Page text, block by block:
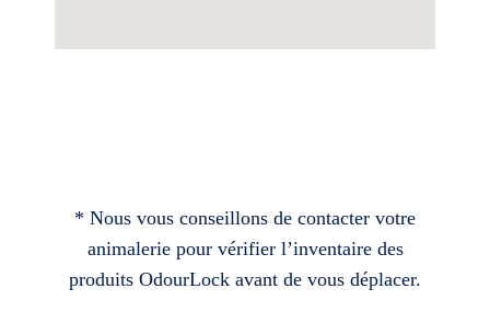
* Nous vous conseillons de contacter votre
animalerie pour vérifier l’inventaire des
produits OdourLock avant de vous déplacer.